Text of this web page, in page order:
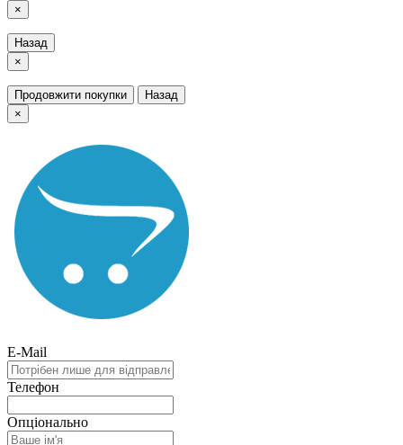
×
Назад
×
Продовжити покупки
Назад
×
E-Mail
Телефон
Опціонально